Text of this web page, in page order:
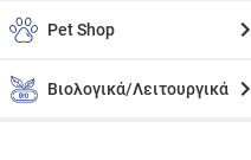
Pet Shop
Βιολογικά/Λειτουργικά